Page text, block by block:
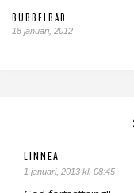
BUBBELBAD
18 januari, 2012
LINNEA
1 januari, 2013 kl. 08:45